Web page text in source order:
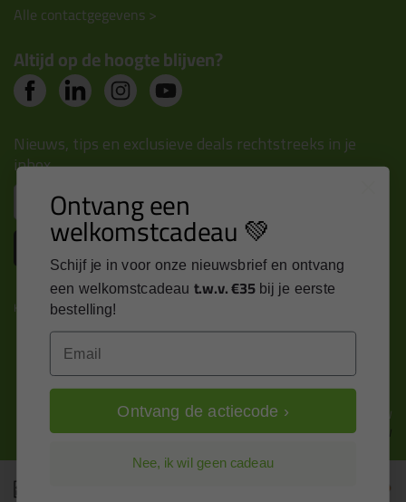
Alle contactgegevens >
Altijd op de hoogte blijven?
Nieuws, tips en exclusieve deals rechtstreeks in je
inbox
Inschrijven
Kitcentrum is trots op:
Alle prijzen zijn in EURO en excl. 21% BTW
wijzig naar incl. BTW
Ontvang een
welkomstcadeau 💚
Schijf je in voor onze nieuwsbrief en ontvang
een welkomstcadeau t.w.v. €35 bij je eerste
bestelling!
Email
Ontvang de actiecode ›
Nee, ik wil geen cadeau